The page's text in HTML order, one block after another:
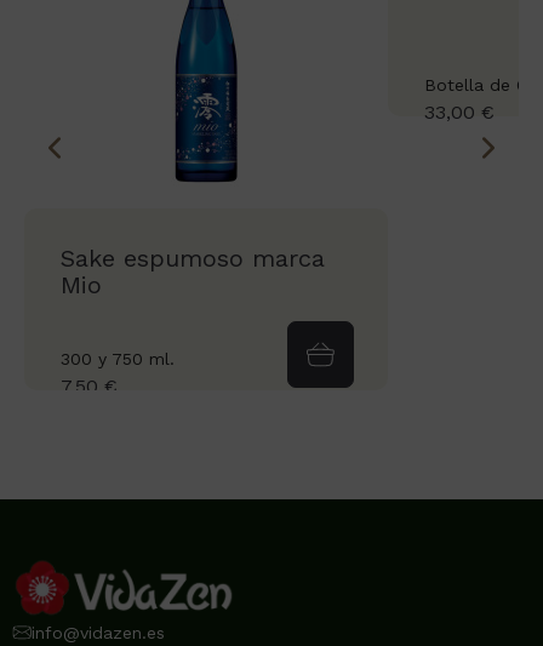
Sake espumoso marca
Mio
300 y 750 ml.
7,50 €
Botella de
33,00 €
info@vidazen.es